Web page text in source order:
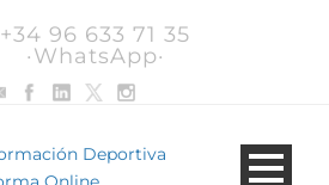
+34 96 633 71 35
·WhatsApp·